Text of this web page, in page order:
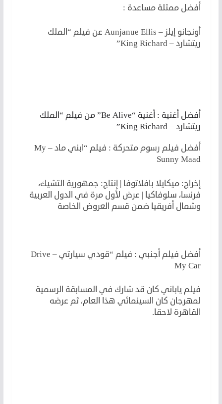
أفضل ممثلة مساعدة :
أونجانو إيلز – Aunjanue Ellis عن فيلم “الملك
ريتشارد – King Richard”
أفضل أغنية : أغنية “Be Alive” من فيلم “الملك
ريتشارد – King Richard”
أفضل فيلم رسوم متحركة : فيلم “ابني ماد – My
Sunny Maad
إخراج: ميكايلا بافلاتوفا | إنتاج: جمهورية التشيك،
فرنسا، سلوفاكيا | عرض لأول مرة في الدول العربية
وشمال أفريقيا ضمن قسم العروض الخاصة
أفضل فيلم أجنبي : فيلم “قودي سيارتي – Drive
My Car
فيلم ياباني كان قد شارك في المسابقة الرسمية
لمهرجان كان السينمائي هذا العام، ثم عرضه
القاهرة لاحقا.